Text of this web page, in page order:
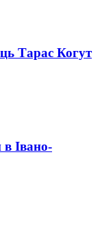
Тарас Когут
в Івано-